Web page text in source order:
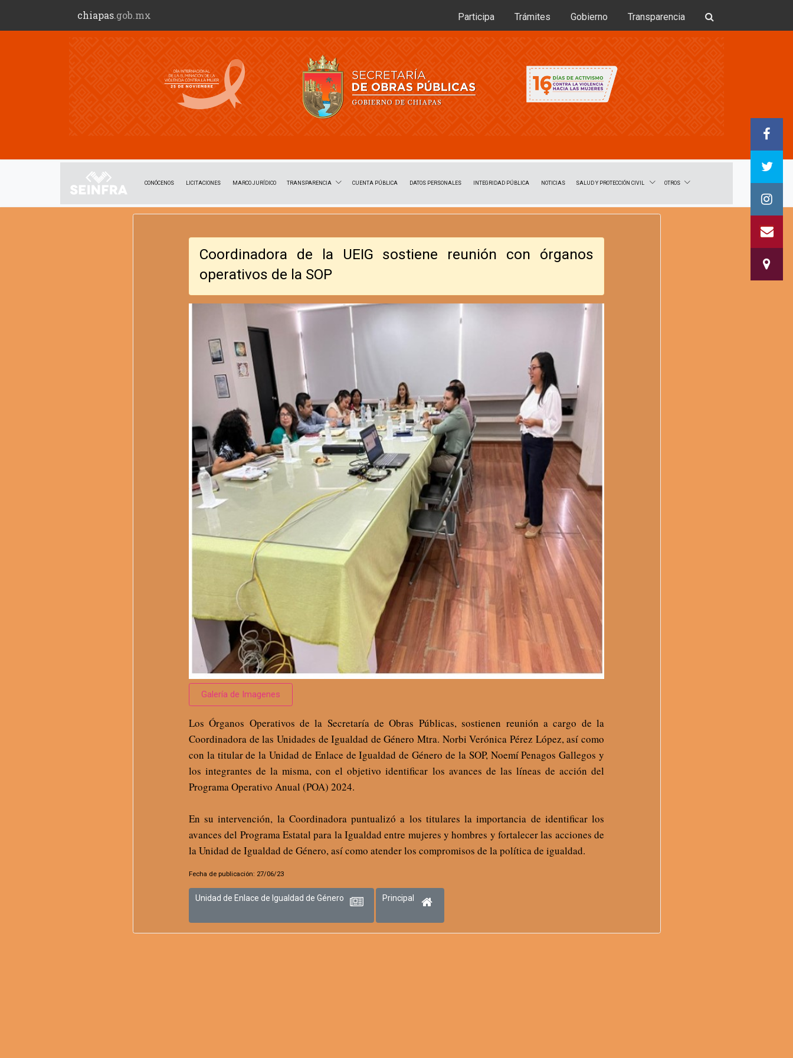
chiapas.gob.mx Participa Trámites Gobierno Transparencia
CONÓCENOS LICITACIONES MARCO JURÍDICO TRANSPARENCIA CUENTA PÚBLICA DATOS PERSONALES INTEGRIDAD PÚBLICA NOTICIAS SALUD Y PROTECCIÓN CIVIL OTROS
Coordinadora de la UEIG sostiene reunión con órganos
operativos de la SOP
Galería de Imagenes
Los Órganos Operativos de la Secretaría de Obras Públicas, sostienen reunión a cargo de la
Coordinadora de las Unidades de Igualdad de Género Mtra. Norbi Verónica Pérez López, así como
con la titular de la Unidad de Enlace de Igualdad de Género de la SOP, Noemí Penagos Gallegos y
los integrantes de la misma, con el objetivo identificar los avances de las líneas de acción del
Programa Operativo Anual (POA) 2024.
En su intervención, la Coordinadora puntualizó a los titulares la importancia de identificar los
avances del Programa Estatal para la Igualdad entre mujeres y hombres y fortalecer las acciones de
la Unidad de Igualdad de Género, así como atender los compromisos de la política de igualdad.
Fecha de publicación: 27/06/23
Unidad de Enlace de Igualdad de Género Principal